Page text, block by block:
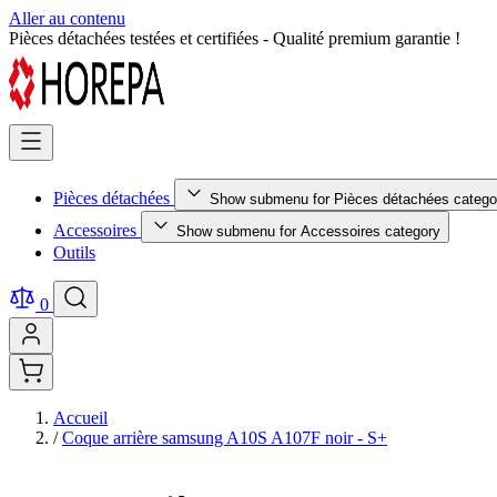
Aller au contenu
Retour facile sous 14 jours - Achetez en toute sérénité !
Pièces détachées Show submenu for Pièces détachées
Accessoires Show submenu for Accessoires category
Outils
0
Accueil
/ Coque arrière samsung A10S A107F noir - S+